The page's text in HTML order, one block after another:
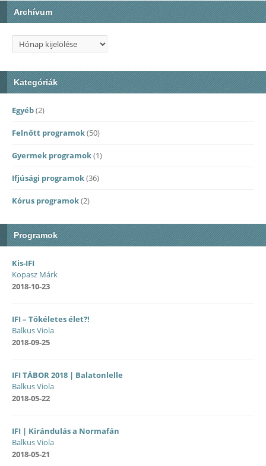
Archívum
Archívum
Kategóriák
Egyéb(2)
Felnőtt programok(50)
Gyermek programok(1)
Ifjúsági programok(36)
Kórus programok(2)
Programok
Kis-IFI
Kopasz Márk
2018-10-23
IFI – Tökéletes élet?!
Balkus Viola
2018-09-25
IFI TÁBOR 2018 | Balatonlelle
Balkus Viola
2018-05-22
IFI | Kirándulás a Normafán
Balkus Viola
2018-05-21